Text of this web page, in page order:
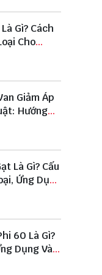
Gì? Cách
Cho
60
Giảm Áp
Hướng
A–Z
Là Gì? Cấu
Ứng Dụng
Chuẩn
60 Là Gì?
Dụng Và
Kích